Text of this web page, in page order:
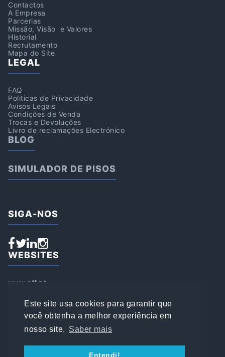
Este site usa cookies para garantir que
você obtenha a melhor experiência em
nosso site. Saber mais
Entendi!
Contactos
A Empresa
Parcerias
Missão, Visão e Valores
Historial
Recrutamento
Mapa do Site
LEGAL
FAQ
Politicas de Privacidade
Avisos Legais
Condições de Venda
Trocas e Devoluções
Livro de reclamações Electrónico
BLOG
SIMULADOR DE PISOS
SIGA-NOS
WEBSITES
www.aff.pt
www.loja.affsports.pt
PESQUISAR